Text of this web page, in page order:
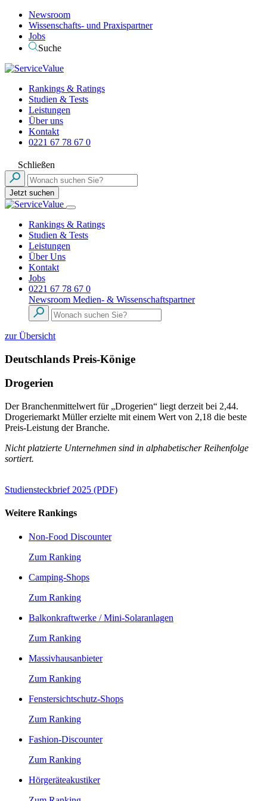
Newsroom
Wissenschafts- und Praxispartner
Jobs
Suche
Rankings & Ratings
Studien & Tests
Leistungen
Über uns
Kontakt
0221 67 78 67 0
Schließen
Jetzt suchen
Rankings & Ratings
Studien & Tests
Leistungen
Über Uns
Kontakt
Jobs
0221 67 78 67 0
Newsroom Medien- & Wissenschaftspartner
zur Übersicht
Deutschlands Preis-Könige
Drogerien
Der Branchenmittelwert für „Drogerien“ liegt derzeit bei 2,44.
Drogeriemarkt Müller erzielte mit einem Wert von 2,18 die beste
Preis-Leistung der Branche.
Nicht platzierte Unternehmen sind in alphabetischer Reihenfolge
sortiert.
Studiensteckbrief 2025 (PDF)
Weitere Rankings
Non-Food Discounter
Zum Ranking
Camping-Shops
Zum Ranking
Balkonkraftwerke / Mini-Solaranlagen
Zum Ranking
Massivhausanbieter
Zum Ranking
Fenstersichtschutz-Shops
Zum Ranking
Fashion-Discounter
Zum Ranking
Hörgeräteakustiker